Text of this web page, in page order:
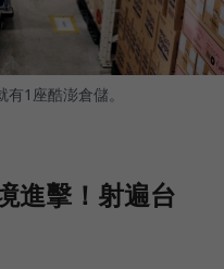
1座酷澎倉儲。
進擊！射遍台